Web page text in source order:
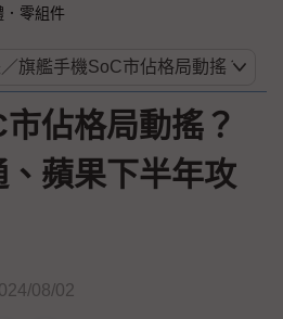
．零組件
佔格局動搖？
蘋果下半年攻
08/02